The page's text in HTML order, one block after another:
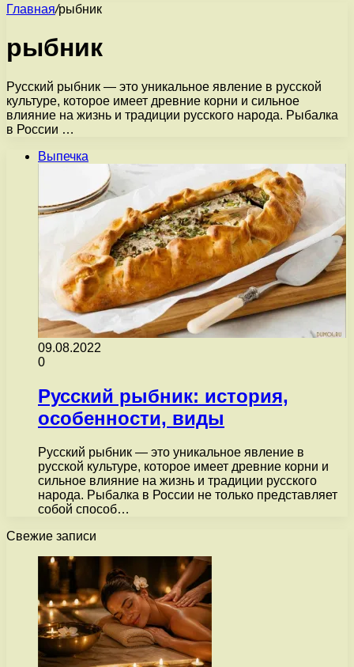
Главная/рыбник
рыбник
Русский рыбник — это уникальное явление в русской
культуре, которое имеет древние корни и сильное
влияние на жизнь и традиции русского народа. Рыбалка
в России …
Выпечка
09.08.2022
0
Русский рыбник: история,
особенности, виды
Русский рыбник — это уникальное явление в
русской культуре, которое имеет древние корни и
сильное влияние на жизнь и традиции русского
народа. Рыбалка в России не только представляет
собой способ…
Свежие записи